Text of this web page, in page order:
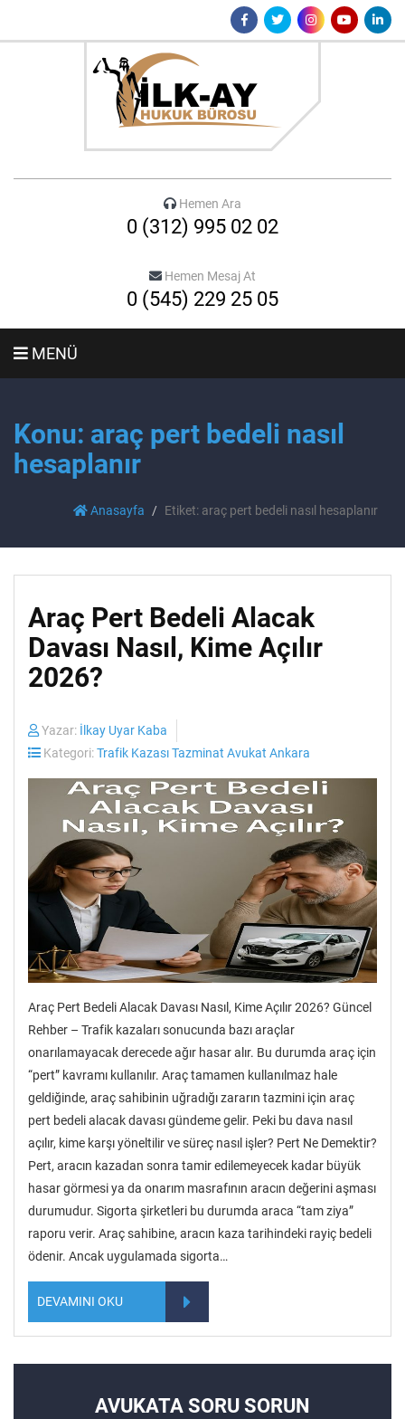
Hemen Ara
0 (312) 995 02 02
Hemen Mesaj At
0 (545) 229 25 05
MENÜ
Konu: araç pert bedeli nasıl
hesaplanır
Anasayfa Etiket: araç pert bedeli nasıl hesaplanır
Araç Pert Bedeli Alacak
Davası Nasıl, Kime Açılır
2026?
Yazar: İlkay Uyar Kaba
Kategori:Trafik Kazası Tazminat Avukat Ankara
Araç Pert Bedeli Alacak Davası Nasıl, Kime Açılır 2026? Güncel
Rehber – Trafik kazaları sonucunda bazı araçlar
onarılamayacak derecede ağır hasar alır. Bu durumda araç için
“pert” kavramı kullanılır. Araç tamamen kullanılmaz hale
geldiğinde, araç sahibinin uğradığı zararın tazmini için araç
pert bedeli alacak davası gündeme gelir. Peki bu dava nasıl
açılır, kime karşı yöneltilir ve süreç nasıl işler? Pert Ne Demektir?
Pert, aracın kazadan sonra tamir edilemeyecek kadar büyük
hasar görmesi ya da onarım masrafının aracın değerini aşması
durumudur. Sigorta şirketleri bu durumda araca “tam ziya”
raporu verir. Araç sahibine, aracın kaza tarihindeki rayiç bedeli
ödenir. Ancak uygulamada sigorta…
DEVAMINI OKU
AVUKATA SORU SORUN